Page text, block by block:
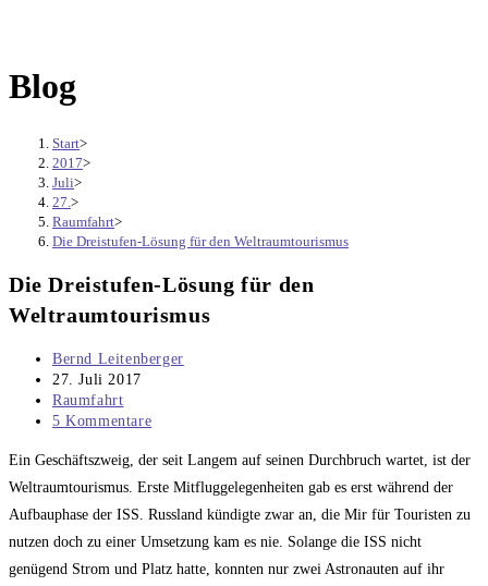
Blog
Start>
2017>
Juli>
27. >
Raumfahrt>
Die Dreistufen-Lösung für den Weltraumtourismus
Die Dreistufen-Lösung für den
Weltraumtourismus
Beitrags-
Autor:
Bernd Leitenberger
Beitrag
veröffentlicht:
27. Juli 2017
Beitrags-
Kategorie:
Raumfahrt
Beitrags-
5 Kommentare
Ein Geschäftszweig, der seit Langem auf seinen Durchbruch wartet, ist der
Weltraumtourismus. Erste Mitfluggelegenheiten gab es erst während der
Aufbauphase der ISS. Russland kündigte zwar an, die Mir für Touristen zu
nutzen doch zu einer Umsetzung kam es nie. Solange die ISS nicht
genügend Strom und Platz hatte, konnten nur zwei Astronauten auf ihr